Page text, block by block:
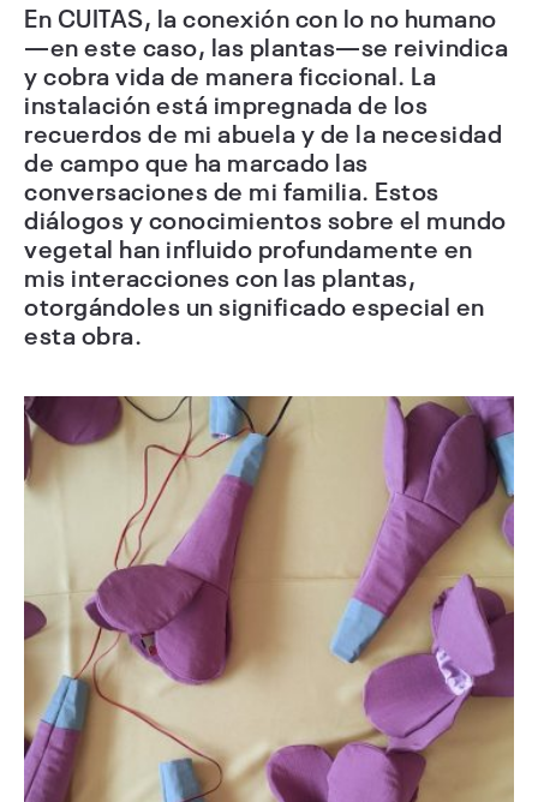
En CUITAS, la conexión con lo no humano
—en este caso, las plantas—se reivindica
y cobra vida de manera ficcional. La
instalación está impregnada de los
recuerdos de mi abuela y de la necesidad
de campo que ha marcado las
conversaciones de mi familia. Estos
diálogos y conocimientos sobre el mundo
vegetal han influido profundamente en
mis interacciones con las plantas,
otorgándoles un significado especial en
esta obra.